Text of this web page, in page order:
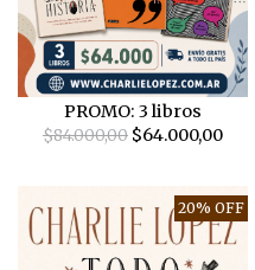
PROMO: 3 libros
$84.000,00 $64.000,00
20% OFF